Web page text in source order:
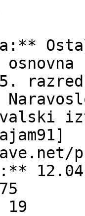
razred